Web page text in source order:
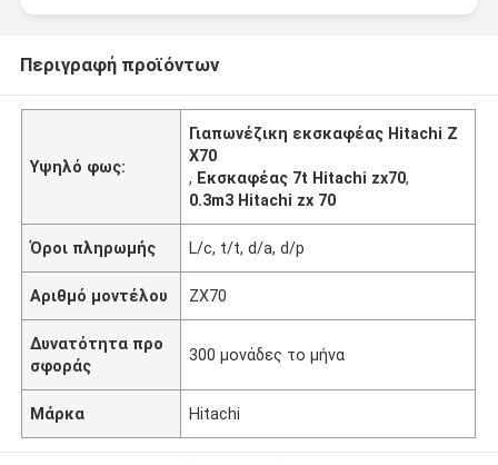
Περιγραφή προϊόντων
Υψηλό φως:
Γιαπωνέζικη εκσκαφέας Hitachi Z
X70
, Εκσκαφέας 7t Hitachi zx70,
0.3m3 Hitachi zx 70
Όροι πληρωμής L/c, t/t, d/a, d/p
Αριθμό μοντέλου ZX70
Δυνατότητα προ
σφοράς
300 μονάδες το μήνα
Μάρκα Hitachi